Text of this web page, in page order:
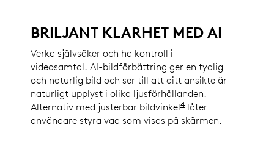
BRILJANT KLARHET MED AI
Verka självsäker och ha kontroll i
videosamtal. AI-bildförbättring ger en tydlig
och naturlig bild och ser till att ditt ansikte är
naturligt upplyst i olika ljusförhållanden.
Alternativ med justerbar bildvinkel4Aktiverad med
låter
användare styra vad som visas på skärmen.